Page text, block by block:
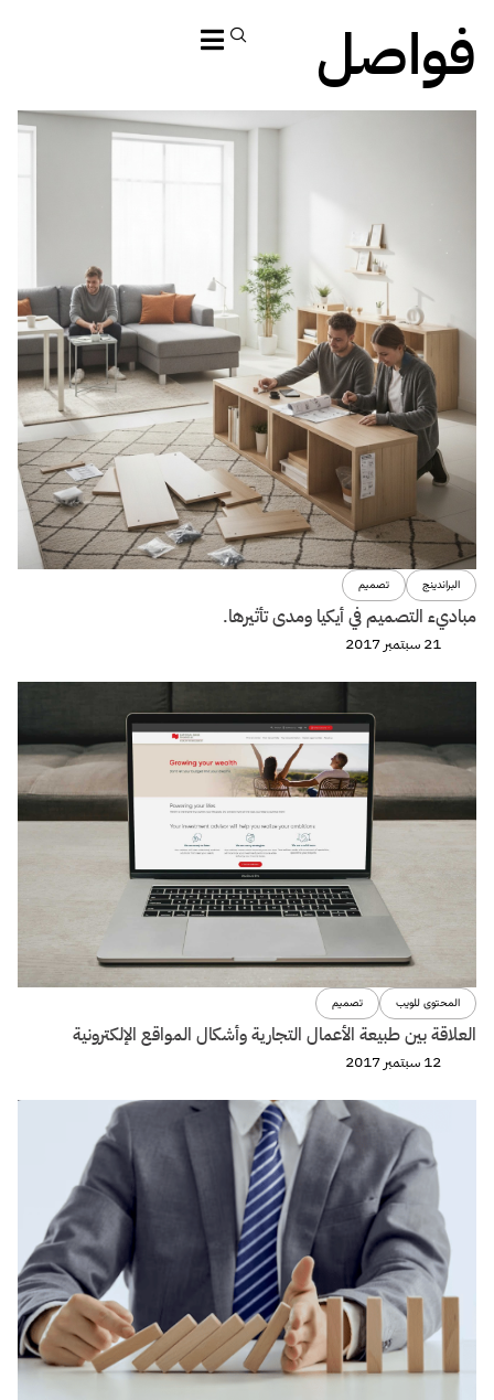
فواصل
البراندينج تصميم
مباديء التصميم في أيكيا ومدى تأثيرها.
21 سبتمبر 2017
المحتوى للويب تصميم
العلاقة بين طبيعة الأعمال التجارية وأشكال المواقع الإلكترونية
12 سبتمبر 2017